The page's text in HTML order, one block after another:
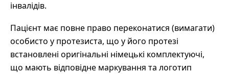
інвалідів.
Пацієнт має повне право переконатися (вимагати)
особисто у протезиста, що у його протезі
встановлені оригінальні німецькі комплектуючі,
що мають відповідне маркування та логотип